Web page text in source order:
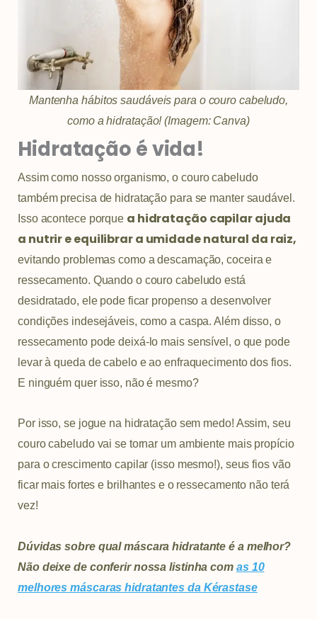
Mantenha hábitos saudáveis para o couro cabeludo,
como a hidratação! (Imagem: Canva)
Hidratação é vida!
Assim como nosso organismo, o couro cabeludo
também precisa de hidratação para se manter saudável.
Isso acontece porque a hidratação capilar ajuda
a nutrir e equilibrar a umidade natural da raiz,
evitando problemas como a descamação, coceira e
ressecamento. Quando o couro cabeludo está
desidratado, ele pode ficar propenso a desenvolver
condições indesejáveis, como a caspa. Além disso, o
ressecamento pode deixá-lo mais sensível, o que pode
levar à queda de cabelo e ao enfraquecimento dos fios.
E ninguém quer isso, não é mesmo?
Por isso, se jogue na hidratação sem medo! Assim, seu
couro cabeludo vai se tornar um ambiente mais propício
para o crescimento capilar (isso mesmo!), seus fios vão
ficar mais fortes e brilhantes e o ressecamento não terá
vez!
Dúvidas sobre qual máscara hidratante é a melhor?
Não deixe de conferir nossa listinha com as 10
melhores máscaras hidratantes da Kérastase